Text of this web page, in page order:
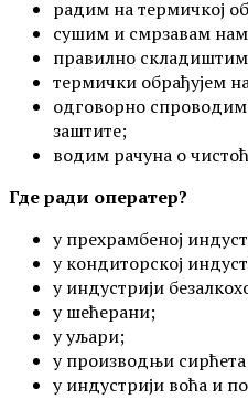
радим на термичкој
сушим и смрзавам
правилно
термички обрађујем
одговорно спроводим
заштите;
водим рачуна о
Где ради оператер?
у прехрамбеној
у кондиторској
у индустрији
у шећерани;
у уљари;
у производњи
у индустрији воћа и